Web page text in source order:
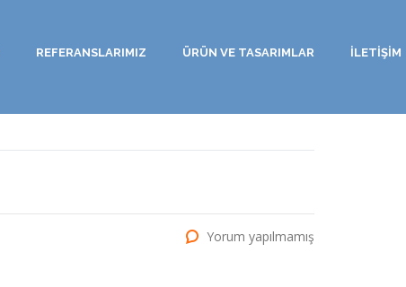
REFERANSLARIMIZ ÜRÜN VE TASARIMLAR İLETİŞİM
Yorum yapılmamış